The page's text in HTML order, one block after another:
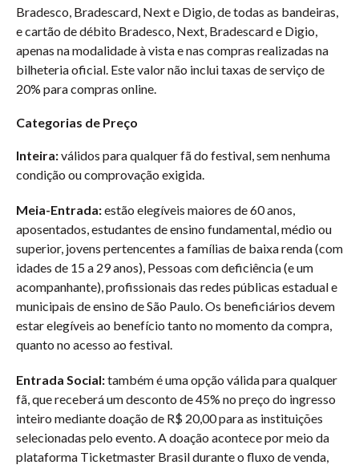
Bradesco, Bradescard, Next e Digio, de todas as bandeiras,
e cartão de débito Bradesco, Next, Bradescard e Digio,
apenas na modalidade à vista e nas compras realizadas na
bilheteria oficial. Este valor não inclui taxas de serviço de
20% para compras online.
Categorias de Preço
Inteira:válidos para qualquer fã do festival, sem nenhuma
condição ou comprovação exigida.
Meia-Entrada:estão elegíveis maiores de 60 anos,
aposentados, estudantes de ensino fundamental, médio ou
superior, jovens pertencentes a famílias de baixa renda (com
idades de 15 a 29 anos), Pessoas com deficiência (e um
acompanhante), profissionais das redes públicas estadual e
municipais de ensino de São Paulo. Os beneficiários devem
estar elegíveis ao benefício tanto no momento da compra,
quanto no acesso ao festival.
Entrada Social:também é uma opção válida para qualquer
fã, que receberá um desconto de 45% no preço do ingresso
inteiro mediante doação de R$ 20,00 para as instituições
selecionadas pelo evento. A doação acontece por meio da
plataforma Ticketmaster Brasil durante o fluxo de venda,